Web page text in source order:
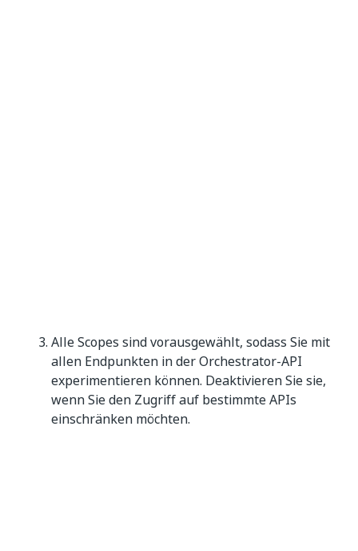
Alle Scopes sind vorausgewählt, sodass Sie mit
allen Endpunkten in der Orchestrator-API
experimentieren können. Deaktivieren Sie sie,
wenn Sie den Zugriff auf bestimmte APIs
einschränken möchten.